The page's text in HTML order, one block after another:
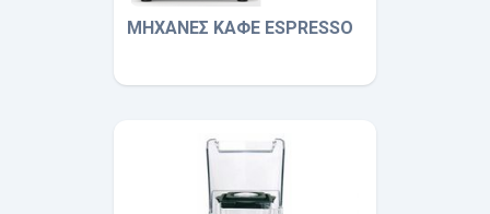
ΜΗΧΑΝΕΣ ΚΑΦΕ ESPRESSO